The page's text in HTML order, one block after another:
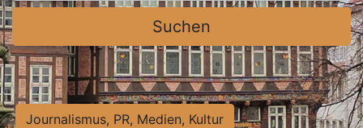
Suchen
Journalismus, PR, Medien, Kultur